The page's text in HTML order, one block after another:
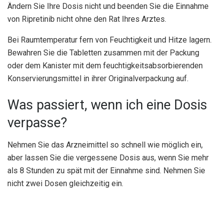
Ändern Sie Ihre Dosis nicht und beenden Sie die Einnahme
von Ripretinib nicht ohne den Rat Ihres Arztes.
Bei Raumtemperatur fern von Feuchtigkeit und Hitze lagern.
Bewahren Sie die Tabletten zusammen mit der Packung
oder dem Kanister mit dem feuchtigkeitsabsorbierenden
Konservierungsmittel in ihrer Originalverpackung auf.
Was passiert, wenn ich eine Dosis
verpasse?
Nehmen Sie das Arzneimittel so schnell wie möglich ein,
aber lassen Sie die vergessene Dosis aus, wenn Sie mehr
als 8 Stunden zu spät mit der Einnahme sind. Nehmen Sie
nicht zwei Dosen gleichzeitig ein.